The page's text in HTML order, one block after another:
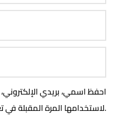
احفظ اسمي، بريدي
لاستخدامها المرة المقبلة في تعليقي.